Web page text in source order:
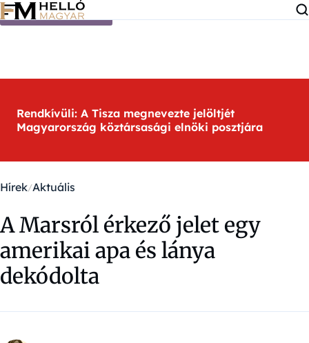
Ugrás a tartalomra
Rendkívüli: A Tisza megnevezte jelöltjét
Magyarország köztársasági elnöki posztjára
Hírek Aktuális
A Marsról érkező jelet egy
amerikai apa és lánya
dekódolta